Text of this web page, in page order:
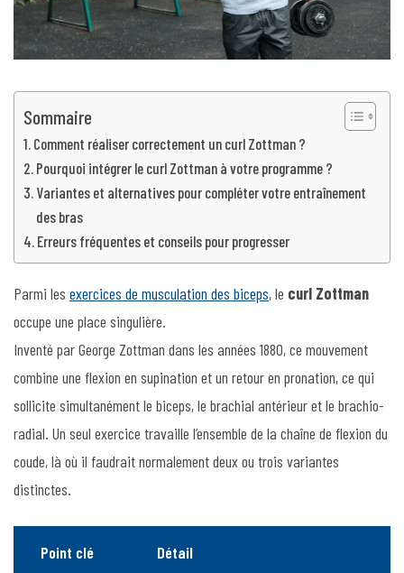
Sommaire
Comment réaliser correctement un curl Zottman ?
Pourquoi intégrer le curl Zottman à votre programme ?
Variantes et alternatives pour compléter votre entraînement
des bras
Erreurs fréquentes et conseils pour progresser
Parmi les exercices de musculation des biceps, le curl Zottman
occupe une place singulière.
Inventé par George Zottman dans les années 1880, ce mouvement
combine une flexion en supination et un retour en pronation, ce qui
sollicite simultanément le biceps, le brachial antérieur et le brachio-
radial. Un seul exercice travaille l’ensemble de la chaîne de flexion du
coude, là où il faudrait normalement deux ou trois variantes
distinctes.
Point clé Détail